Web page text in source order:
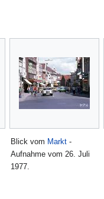
Blick vom Markt -
Aufnahme vom 26. Juli
1977.